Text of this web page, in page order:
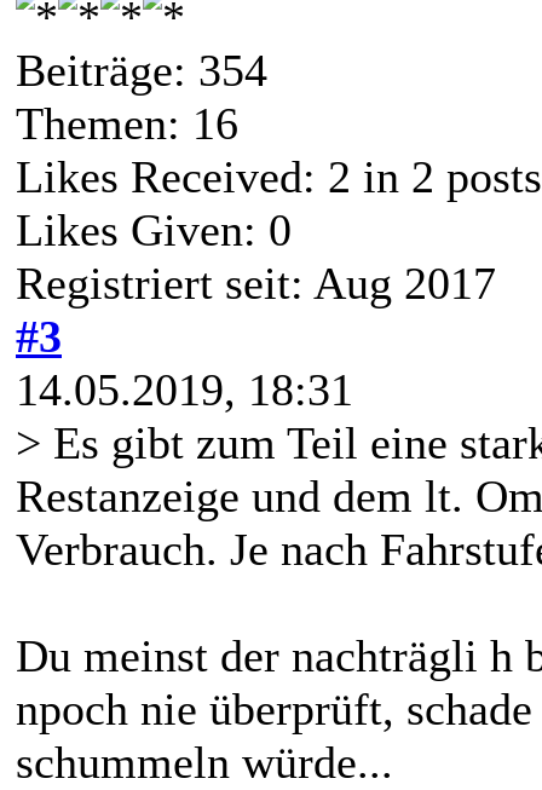
Beiträge: 354
Themen: 16
Likes Received: 2 in 2 posts
Likes Given: 0
Registriert seit: Aug 2017
#3
14.05.2019, 18:31
> Es gibt zum Teil eine
Restanzeige und dem lt.
Verbrauch. Je nach
Du meinst der nachträgli h
npoch nie überprüft,
schummeln würde...